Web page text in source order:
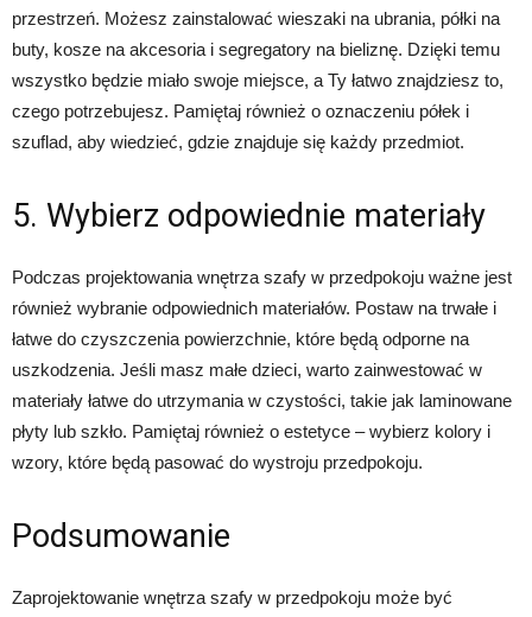
przestrzeń. Możesz zainstalować wieszaki na ubrania, półki na
buty, kosze na akcesoria i segregatory na bieliznę. Dzięki temu
wszystko będzie miało swoje miejsce, a Ty łatwo znajdziesz to,
czego potrzebujesz. Pamiętaj również o oznaczeniu półek i
szuflad, aby wiedzieć, gdzie znajduje się każdy przedmiot.
5. Wybierz odpowiednie materiały
Podczas projektowania wnętrza szafy w przedpokoju ważne jest
również wybranie odpowiednich materiałów. Postaw na trwałe i
łatwe do czyszczenia powierzchnie, które będą odporne na
uszkodzenia. Jeśli masz małe dzieci, warto zainwestować w
materiały łatwe do utrzymania w czystości, takie jak laminowane
płyty lub szkło. Pamiętaj również o estetyce – wybierz kolory i
wzory, które będą pasować do wystroju przedpokoju.
Podsumowanie
Zaprojektowanie wnętrza szafy w przedpokoju może być